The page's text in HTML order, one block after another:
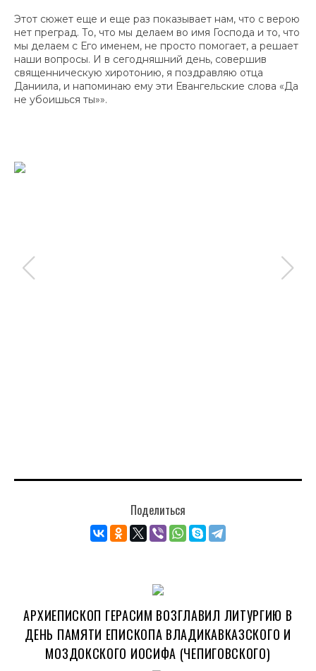
Этот сюжет еще и еще раз показывает нам, что с верою
нет преград. То, что мы делаем во имя Господа и то, что
мы делаем с Его именем, не просто помогает, а решает
наши вопросы. И в сегодняшний день, совершив
священническую хиротонию, я поздравляю отца
Даниила, и напоминаю ему эти Евангельские слова «Да
не убоишься ты»».
Поделиться
АРХИЕПИСКОП ГЕРАСИМ ВОЗГЛАВИЛ ЛИТУРГИЮ В
ДЕНЬ ПАМЯТИ ЕПИСКОПА ВЛАДИКАВКАЗСКОГО И
МОЗДОКСКОГО ИОСИФА (ЧЕПИГОВСКОГО)